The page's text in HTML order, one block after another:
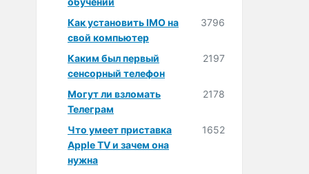
Как установить IMO на
свой компьютер
3796
Каким был первый
сенсорный телефон
2197
Могут ли взломать
Телеграм
2178
Что умеет приставка
Apple TV и зачем она
нужна
1652